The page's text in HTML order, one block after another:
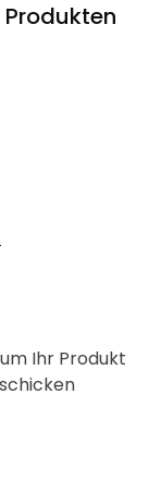
Ihr Produkt